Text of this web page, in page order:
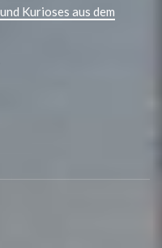
Kurioses aus dem